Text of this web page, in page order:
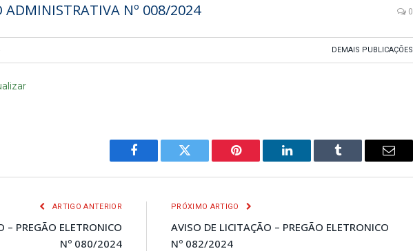
ADMINISTRATIVA Nº 008/2024 0
DEMAIS PUBLICAÇÕES
Facebook Twitter Pinterest LinkedIn Tumblr
E-
ARTIGO ANTERIOR
– PREGÃO ELETRONICO
Nº 080/2024
PRÓXIMO ARTIGO
AVISO DE LICITAÇÃO – PREGÃO ELETRONICO
Nº 082/2024